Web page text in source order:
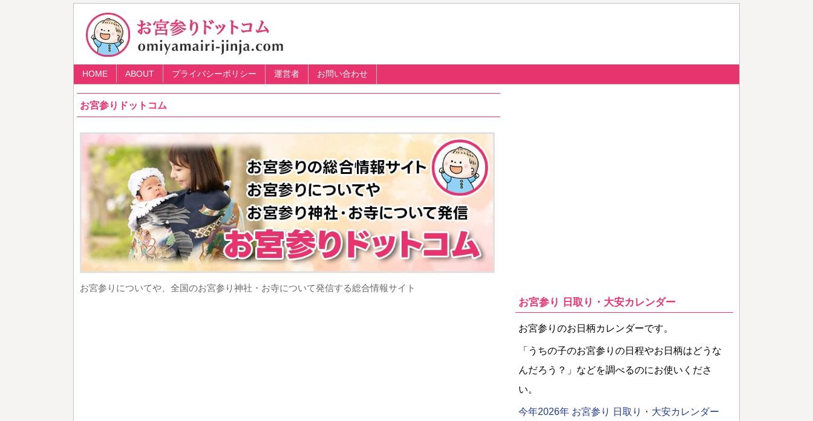
お宮参りドットコム
お宮参りについてや、全国のお宮参り神社・お寺について発信する総合情報サイト
お宮参り 日取り・大安カレンダー
お宮参りのお日柄カレンダーです。
「うちの子のお宮参りの日程やお日柄はどうな
んだろう？」などを調べるのにお使いくださ
い。
今年2026年 お宮参り 日取り・大安カレンダー
HOME ABOUT プライバシーポリシー 運営者 お問い合わせ